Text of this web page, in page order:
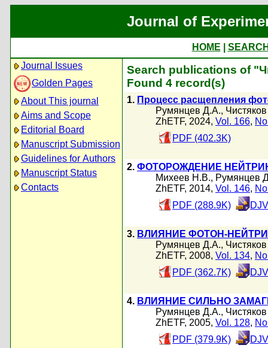
Journal of
HOME
Journal Issues
Golden Pages
About This journal
Aims and Scope
Editorial Board
Manuscript Submission
Guidelines for Authors
Manuscript Status
Contacts
Search publications of
Found 4 record(s)
1. Процесс расщепления
Румянцев Д.А.,
ZhETF, 2024, Vol. 166,
PDF (402.3K)
2. ФОТОРОЖДЕНИЕ
Михеев Н.В., Румянцев
ZhETF, 2014, Vol. 146,
PDF (288.9K)
3. ВЛИЯНИЕ ФОТОН-
Румянцев Д.А.,
ZhETF, 2008, Vol. 134,
PDF (362.7K)
4. ВЛИЯНИЕ СИЛЬНО
Румянцев Д.А.,
ZhETF, 2005, Vol. 128,
PDF (379.9K)